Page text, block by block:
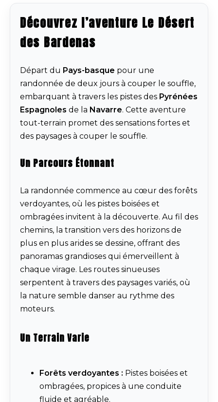
Découvrez l’aventure Le Désert
des Bardenas
Départ du Pays-basque pour une
randonnée de deux jours à couper le souffle,
embarquant à travers les pistes des Pyrénées
Espagnoles de la Navarre. Cette aventure
tout-terrain promet des sensations fortes et
des paysages à couper le souffle.
Un Parcours Étonnant
La randonnée commence au cœur des forêts
verdoyantes, où les pistes boisées et
ombragées invitent à la découverte. Au fil des
chemins, la transition vers des horizons de
plus en plus arides se dessine, offrant des
panoramas grandioses qui émerveillent à
chaque virage. Les routes sinueuses
serpentent à travers des paysages variés, où
la nature semble danser au rythme des
moteurs.
Un Terrain Varie
Forêts verdoyantes : Pistes boisées et
ombragées, propices à une conduite
fluide et agréable.